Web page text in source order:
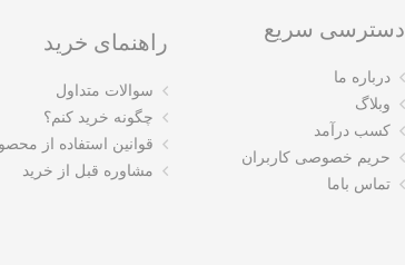
دسترسی سریع
درباره ما
وبلاگ
کسب درآمد
حریم خصوصی کاربران
تماس باما
راهنمای خرید
سوالات متداول
چگونه خرید کنم؟
قوانین استفاده از
مشاوره قبل از خرید